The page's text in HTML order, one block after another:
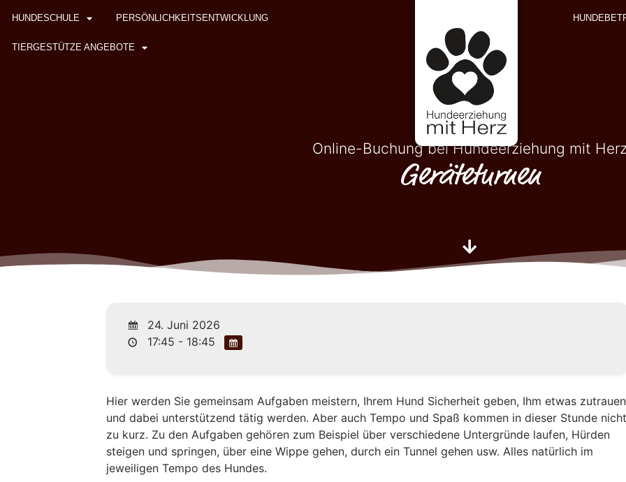
HUNDESCHULE PERSÖNLICHKEITSENTWICKLUNG
TIERGESTÜTZE ANGEBOTE
Online-Buchung bei Hundeerziehung mit
Geräteturnen
24. Juni 2026
17:45 - 18:45
Hier werden Sie gemeinsam Aufgaben meistern, Ihrem Hund Sicherheit geben, Ihm etwas zutrauen
und dabei unterstützend tätig werden. Aber auch Tempo und Spaß kommen in dieser Stunde
zu kurz. Zu den Aufgaben gehören zum Beispiel über verschiedene Untergründe laufen, Hürden
steigen und springen, über eine Wippe gehen, durch ein Tunnel gehen usw. Alles natürlich im
jeweiligen Tempo des Hundes.